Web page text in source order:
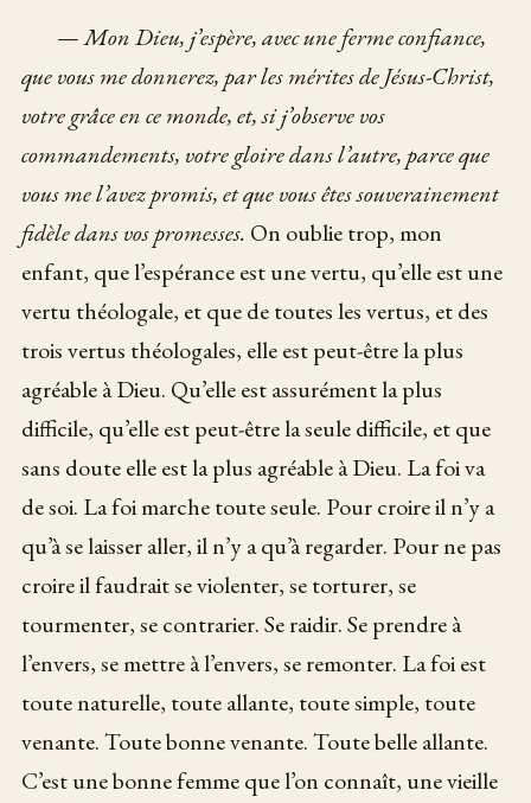
—Mon Dieu, j’espère, avec une ferme confiance,
que vous me donnerez, par les mérites de Jésus-Christ,
votre grâce en ce monde, et, si j’observe vos
commandements, votre gloire dans l’autre, parce que
vous me l’avez promis, et que vous êtes souverainement
fidèle dans vos promesses. On oublie trop, mon
enfant, que l’espérance est une vertu, qu’elle est une
vertu théologale, et que de toutes les vertus, et des
trois vertus théologales, elle est peut-être la plus
agréable à Dieu. Qu’elle est assurément la plus
difficile, qu’elle est peut-être la seule difficile, et que
sans doute elle est la plus agréable à Dieu. La foi va
de soi. La foi marche toute seule. Pour croire il n’y a
qu’à se laisser aller, il n’y a qu’à regarder. Pour ne pas
croire il faudrait se violenter, se torturer, se
tourmenter, se contrarier. Se raidir. Se prendre à
l’envers, se mettre à l’envers, se remonter. La foi est
toute naturelle, toute allante, toute simple, toute
venante. Toute bonne venante. Toute belle allante.
C’est une bonne femme que l’on connaît, une vieille